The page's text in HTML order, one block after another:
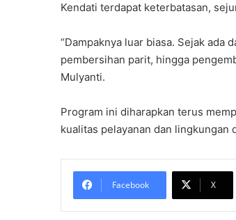
Kendati terdapat keterbatasan,
“Dampaknya luar biasa. Sejak ada
pembersihan parit, hingga
Mulyanti.
Program ini diharapkan terus
kualitas pelayanan dan lingkungan
Facebook X